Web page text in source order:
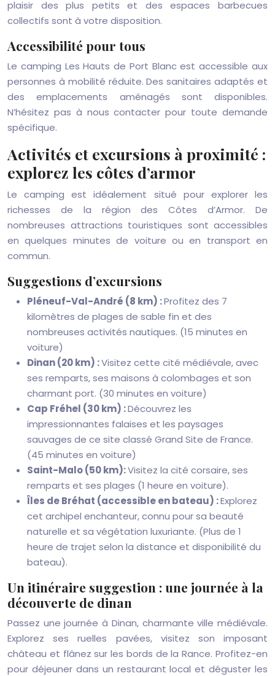
plaisir des plus petits et des espaces barbecues
collectifs sont à votre disposition.
Accessibilité pour tous
Le camping Les Hauts de Port Blanc est accessible aux
personnes à mobilité réduite. Des sanitaires adaptés et
des emplacements aménagés sont disponibles.
N’hésitez pas à nous contacter pour toute demande
spécifique.
Activités et excursions à proximité :
explorez les côtes d’armor
Le camping est idéalement situé pour explorer les
richesses de la région des Côtes d’Armor. De
nombreuses attractions touristiques sont accessibles
en quelques minutes de voiture ou en transport en
commun.
Suggestions d’excursions
Pléneuf-Val-André (8 km) :Profitez des 7
kilomètres de plages de sable fin et des
nombreuses activités nautiques. (15 minutes en
voiture)
Dinan (20 km) :Visitez cette cité médiévale, avec
ses remparts, ses maisons à colombages et son
charmant port. (30 minutes en voiture)
Cap Fréhel (30 km) :Découvrez les
impressionnantes falaises et les paysages
sauvages de ce site classé Grand Site de France.
(45 minutes en voiture)
Saint-Malo (50 km):Visitez la cité corsaire, ses
remparts et ses plages (1 heure en voiture).
Îles de Bréhat (accessible en bateau) :Explorez
cet archipel enchanteur, connu pour sa beauté
naturelle et sa végétation luxuriante. (Plus de 1
heure de trajet selon la distance et disponibilité du
bateau).
Un itinéraire suggestion : une journée à la
découverte de dinan
Passez une journée à Dinan, charmante ville médiévale.
Explorez ses ruelles pavées, visitez son imposant
château et flânez sur les bords de la Rance. Profitez-en
pour déjeuner dans un restaurant local et déguster les